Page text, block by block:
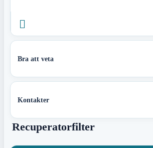

Bra att veta
Kontakter
Recuperatorfilter